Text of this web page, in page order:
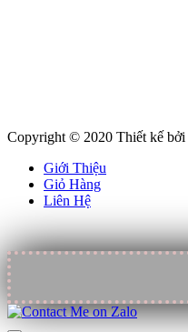
Copyright © 2020 Thiết kế bởi
Giới Thiệu
Giỏ Hàng
Liên Hệ